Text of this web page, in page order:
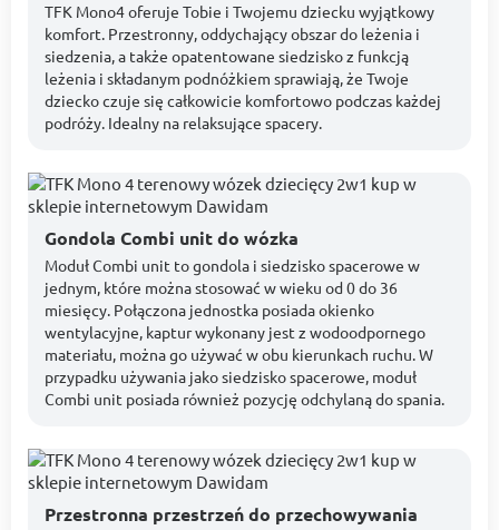
TFK Mono4 oferuje Tobie i Twojemu dziecku wyjątkowy
komfort. Przestronny, oddychający obszar do leżenia i
siedzenia, a także opatentowane siedzisko z funkcją
leżenia i składanym podnóżkiem sprawiają, że Twoje
dziecko czuje się całkowicie komfortowo podczas każdej
podróży. Idealny na relaksujące spacery.
Gondola Combi unit do wózka
Moduł Combi unit to gondola i siedzisko spacerowe w
jednym, które można stosować w wieku od 0 do 36
miesięcy. Połączona jednostka posiada okienko
wentylacyjne, kaptur wykonany jest z wodoodpornego
materiału, można go używać w obu kierunkach ruchu. W
przypadku używania jako siedzisko spacerowe, moduł
Combi unit posiada również pozycję odchylaną do spania.
Przestronna przestrzeń do przechowywania